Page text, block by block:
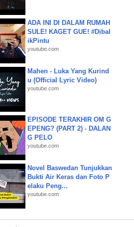
ADA INI DI DALAM RUMAH
SULE! KAGET GUE! #Dibal
ikPintu
youtube.com
Mahen - Luka Yang Kurind
u (Official Lyric Video)
youtube.com
EPISODE TERAKHIR OM G
EPENG? (PART 2) - DALAN
G PELO
youtube.com
Novel Baswedan Tunjukkan
Bukti Air Keras dan Foto P
elaku Peng...
youtube.com